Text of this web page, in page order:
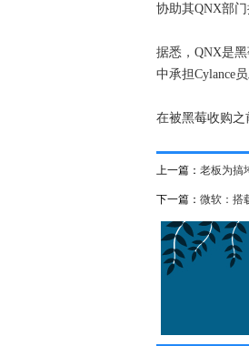
协助其QNX部门
据悉，QNX是
中承担Cylance
在被黑莓收购之
上一篇： 老板为搞
下一篇： 微软：搭